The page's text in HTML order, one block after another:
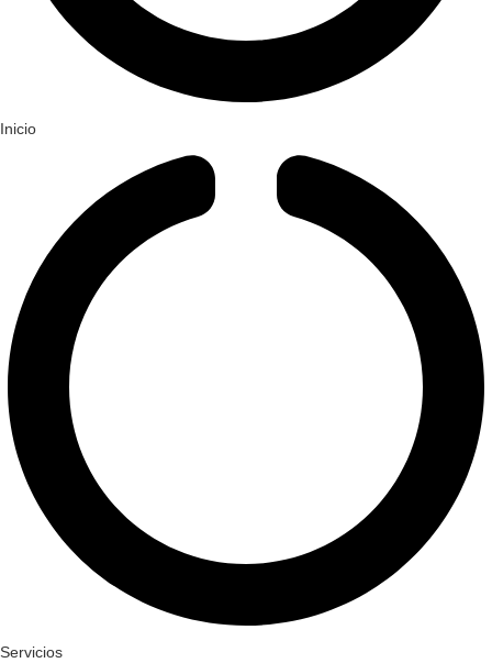
Inicio
Servicios